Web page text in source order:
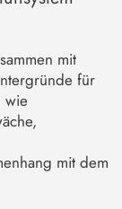
mit
für
wie
mit dem